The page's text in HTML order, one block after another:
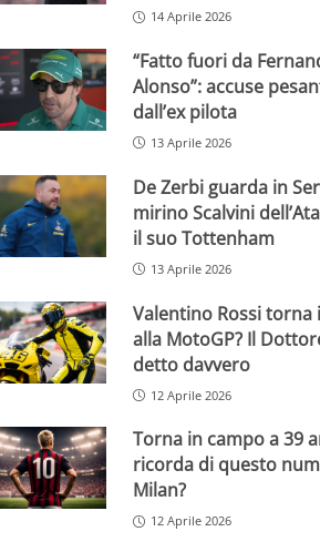
14 Aprile 2026
“Fatto fuori da
Alonso”: accuse
dall’ex pilota
13 Aprile 2026
De Zerbi guarda in
mirino Scalvini
il suo Tottenham
13 Aprile 2026
Valentino Rossi torna
alla MotoGP? Il
detto davvero
12 Aprile 2026
Torna in campo a 39
ricorda di questo
Milan?
12 Aprile 2026